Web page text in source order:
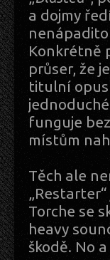
a dojmy
Konkrétně
průser, že
titulní opus
funguje
místům
Těch ale
Torche se
heavy
škodě. No